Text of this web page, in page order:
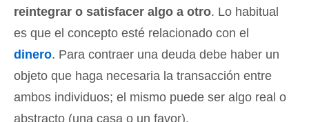
reintegrar o satisfacer algo a otro. Lo habitual
es que el concepto esté relacionado con el
dinero. Para contraer una deuda debe haber un
objeto que haga necesaria la transacción entre
ambos individuos; el mismo puede ser algo real o
abstracto (una casa o un favor).